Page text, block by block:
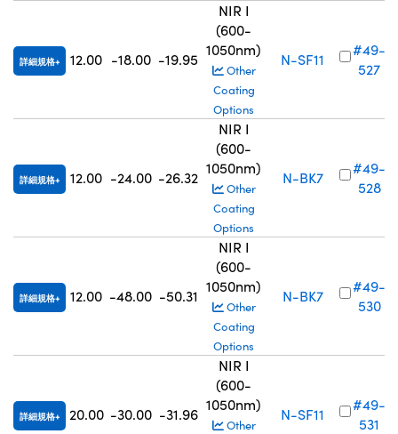
詳細規格 12.00 -18.00 -19.95
NIR I
(600-
1050nm)
Other
Coating
Options
N-SF11
#49-
527
詳細規格 12.00 -24.00 -26.32
NIR I
(600-
1050nm)
Other
Coating
Options
N-BK7
#49-
528
詳細規格 12.00 -48.00 -50.31
NIR I
(600-
1050nm)
Other
Coating
Options
N-BK7
#49-
530
詳細規格 20.00 -30.00 -31.96
NIR I
(600-
1050nm)
Other
N-SF11
#49-
531